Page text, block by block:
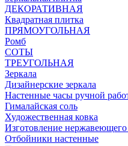
ДЕКОРАТИВНАЯ
Квадратная плитка
ПРЯМОУГОЛЬНАЯ
Ромб
СОТЫ
ТРЕУГОЛЬНАЯ
Зеркала
Дизайнерские зеркала
Настенные часы ручной
Гималайская соль
Художественная ковка
Изготовление
Отбойники настенные